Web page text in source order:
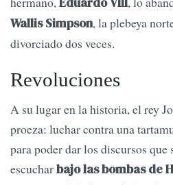
Wallis Simpson, la plebeya
divorciado dos veces.
Revoluciones
A su lugar en la historia, el rey
proeza: luchar contra una
para poder dar los discursos que
escucharbajo las bombas de